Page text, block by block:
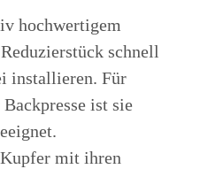
hochwertigem
schnell
installieren. Für
ist sie
mit ihren